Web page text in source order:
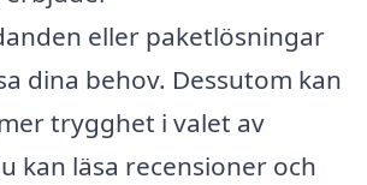
eller paketlösningar
dina behov. Dessutom kan
trygghet i valet av
kan läsa recensioner och